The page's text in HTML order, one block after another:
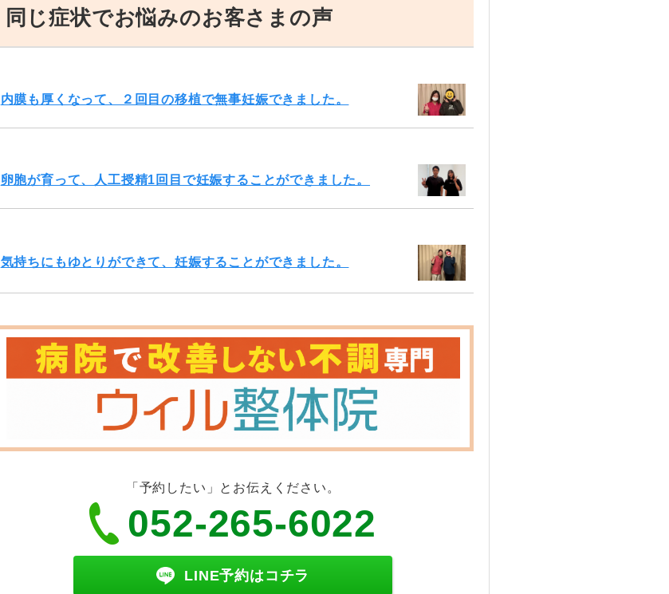
同じ症状でお悩みのお客さまの声
内膜も厚くなって、２回目の移植で無事妊娠できました。
卵胞が育って、人工授精1回目で妊娠することができました。
気持ちにもゆとりができて、妊娠することができました。
「予約したい」とお伝えください。
052-265-6022
LINE予約はコチラ